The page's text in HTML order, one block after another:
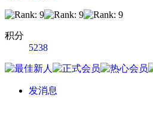
积分
5238
发消息